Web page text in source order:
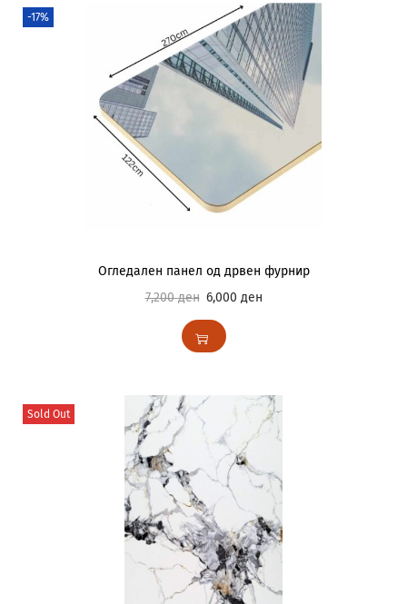
-17%
Огледален панел од дрвен фурнир
7,200ден 6,000 ден
Sold Out